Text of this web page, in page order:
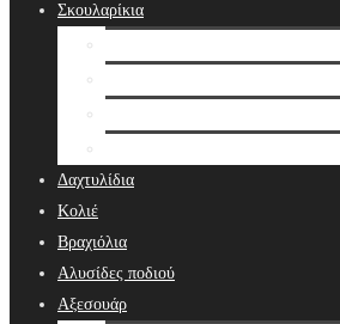
Σκουλαρίκια
Δαχτυλίδια
Κολιέ
Βραχιόλια
Αλυσίδες ποδιού
Αξεσουάρ